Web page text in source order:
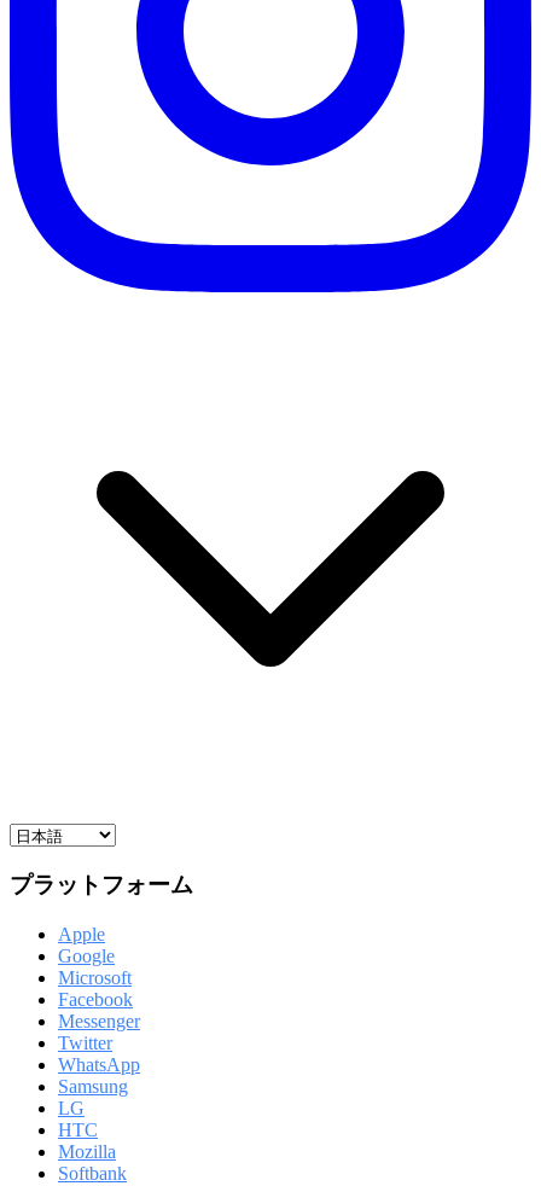
プラットフォーム
Apple
Google
Microsoft
Facebook
Messenger
Twitter
WhatsApp
Samsung
LG
HTC
Mozilla
Softbank